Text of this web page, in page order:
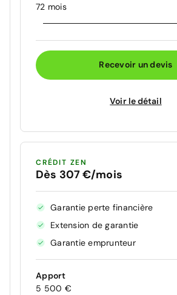
72 mois
Recevoir un devis
Voir le détail
CRÉDIT ZEN
Dès 307 €/mois
Garantie perte financière
Extension de garantie
Garantie emprunteur
Apport
5 500 €